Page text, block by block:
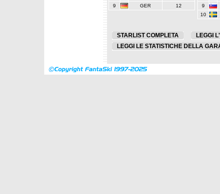
9
GER 12
9
10
STARLIST COMPLETA
LEGGI
LEGGI LE STATISTICHE DELLA